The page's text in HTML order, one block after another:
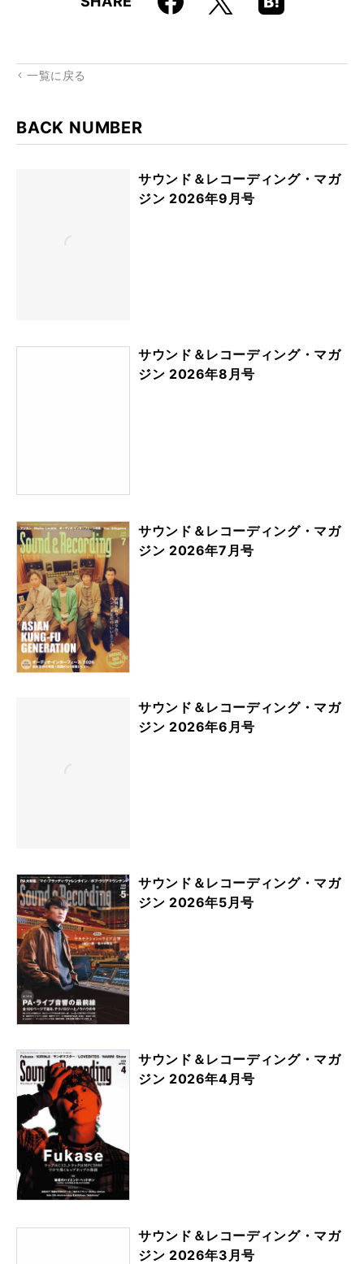
k
Boo
一覧に戻る
BACK NUMBER
サウンド＆レコーディング・マガ
ジン 2026年9月号
サウンド＆レコーディング・マガ
ジン 2026年8月号
サウンド＆レコーディング・マガ
ジン 2026年7月号
サウンド＆レコーディング・マガ
ジン 2026年6月号
サウンド＆レコーディング・マガ
ジン 2026年5月号
サウンド＆レコーディング・マガ
ジン 2026年4月号
サウンド＆レコーディング・マガ
ジン 2026年3月号